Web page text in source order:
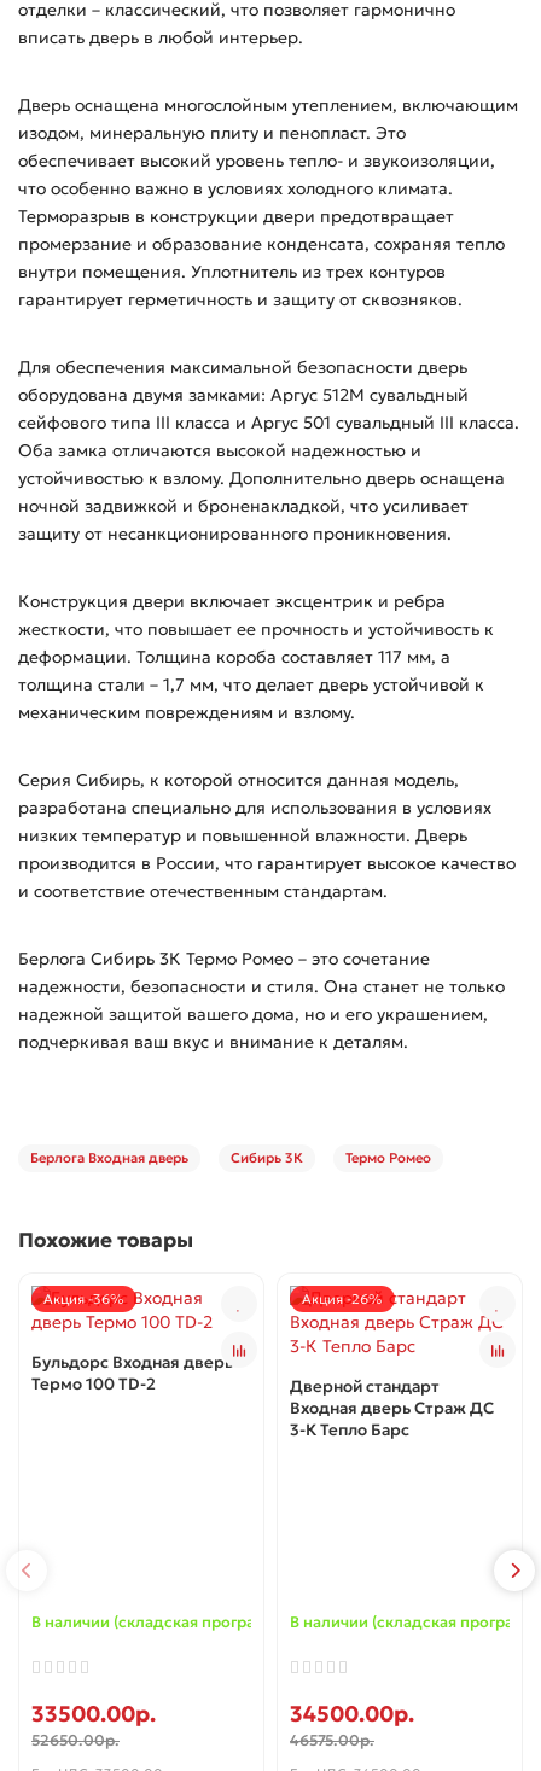
отделки – классический, что позволяет гармонично
вписать дверь в любой интерьер.
Дверь оснащена многослойным утеплением, включающим
изодом, минеральную плиту и пенопласт. Это
обеспечивает высокий уровень тепло- и звукоизоляции,
что особенно важно в условиях холодного климата.
Терморазрыв в конструкции двери предотвращает
промерзание и образование конденсата, сохраняя тепло
внутри помещения. Уплотнитель из трех контуров
гарантирует герметичность и защиту от сквозняков.
Для обеспечения максимальной безопасности дверь
оборудована двумя замками: Аргус 512М сувальдный
сейфового типа III класса и Аргус 501 сувальдный III класса.
Оба замка отличаются высокой надежностью и
устойчивостью к взлому. Дополнительно дверь оснащена
ночной задвижкой и броненакладкой, что усиливает
защиту от несанкционированного проникновения.
Конструкция двери включает эксцентрик и ребра
жесткости, что повышает ее прочность и устойчивость к
деформации. Толщина короба составляет 117 мм, а
толщина стали – 1,7 мм, что делает дверь устойчивой к
механическим повреждениям и взлому.
Серия Сибирь, к которой относится данная модель,
разработана специально для использования в условиях
низких температур и повышенной влажности. Дверь
производится в России, что гарантирует высокое качество
и соответствие отечественным стандартам.
Берлога Сибирь 3К Термо Ромео – это сочетание
надежности, безопасности и стиля. Она станет не только
надежной защитой вашего дома, но и его украшением,
подчеркивая ваш вкус и внимание к деталям.
Берлога Входная дверь Сибирь 3К Термо Ромео
Похожие товары
Акция -36%
Бульдорс Входная дверь
Термо 100 TD-2
В наличии (складская программа) ✓
33500.00р.
52650.00р.
Акция -26%
Дверной стандарт
Входная дверь Страж ДС
3-К Тепло Барс
В наличии (складская
34500.00р.
46575.00р.